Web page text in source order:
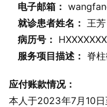
电子邮箱：
就诊患者姓名： 王芳
病历号： HXXXXXXX
服务项目描述： 脊
应付账款情况：
本人于2023年7月10